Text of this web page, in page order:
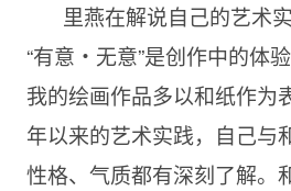
里燕在解说自己的艺术
“有意・无意”是创作中的体
我的绘画作品多以和纸作为
年以来的艺术实践，自己与
性格、气质都有深刻了解。